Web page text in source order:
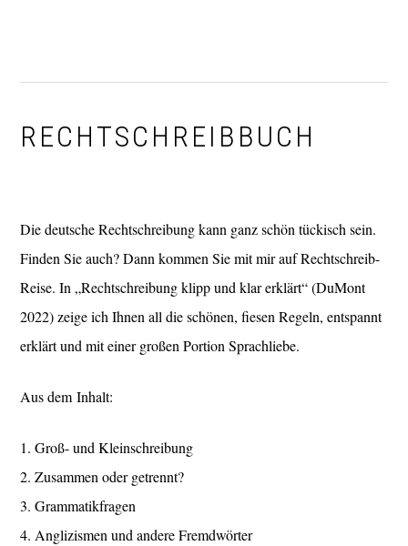
RECHTSCHREIBBUCH
Die deutsche Rechtschreibung kann ganz schön tückisch sein.
Finden Sie auch? Dann kommen Sie mit mir auf Rechtschreib-
Reise. In „Rechtschreibung klipp und klar erklärt“ (DuMont
2022) zeige ich Ihnen all die schönen, fiesen Regeln, entspannt
erklärt und mit einer großen Portion Sprachliebe.
Aus dem Inhalt:
1. Groß- und Kleinschreibung
2. Zusammen oder getrennt?
3. Grammatikfragen
4. Anglizismen und andere Fremdwörter